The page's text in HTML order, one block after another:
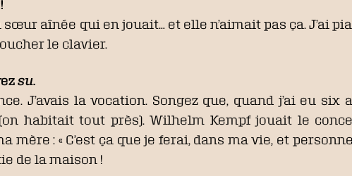
sœur aînée qui en jouait… et elle n’aimait pas ça. J’ai
le clavier.
su.
J’avais la vocation. Songez que, quand j’ai eu
habitait tout près). Wilhelm Kempf jouait le
mère : « C’est ça que je ferai, dans ma vie, et
de la maison !